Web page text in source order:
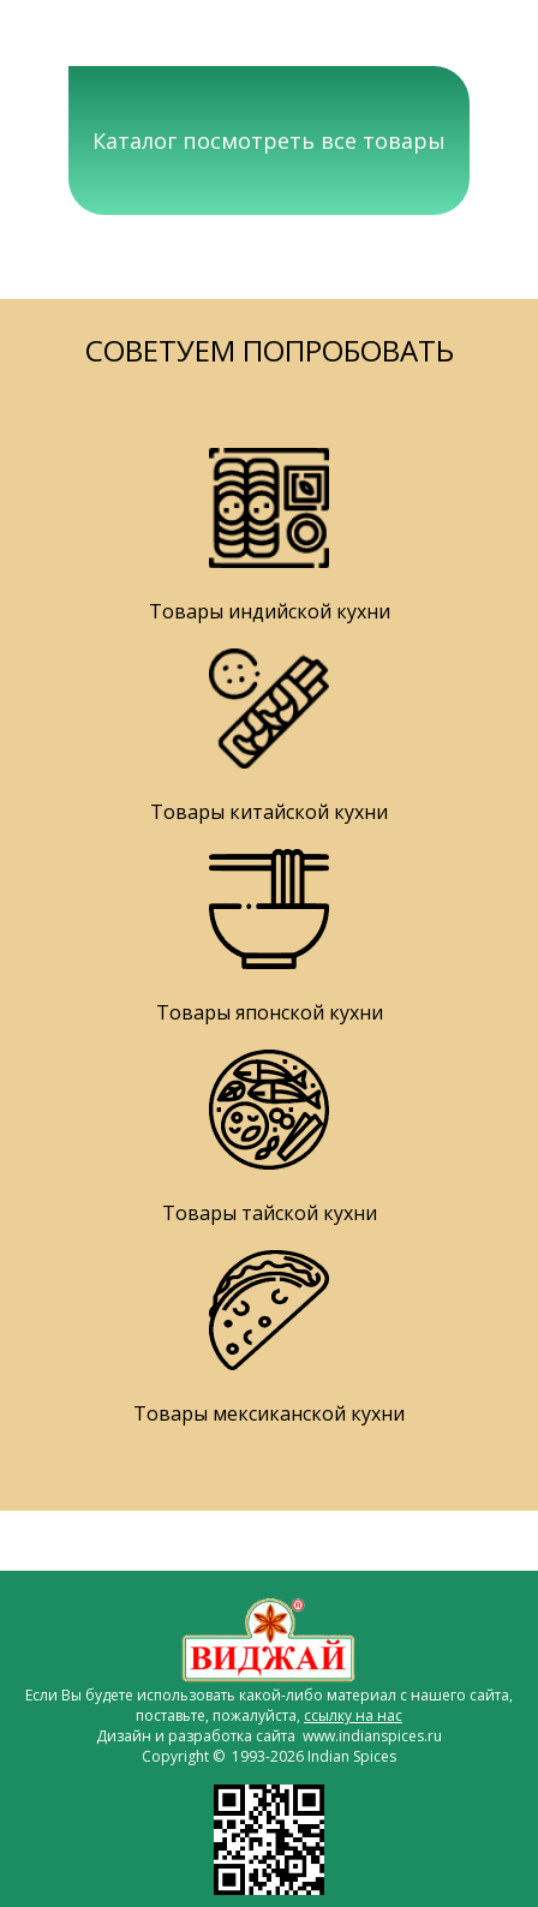
Каталог посмотреть все товары
СОВЕТУЕМ ПОПРОБОВАТЬ
Товары индийской кухни
Товары китайской кухни
Товары японской кухни
Товары тайской кухни
Товары мексиканской кухни
Если Вы будете использовать какой-либо материал с нашего сайта,
поставьте, пожалуйста, ссылку на нас
Дизайн и разработка сайта www.indianspices.ru
Copyright © 1993-2026 Indian Spices